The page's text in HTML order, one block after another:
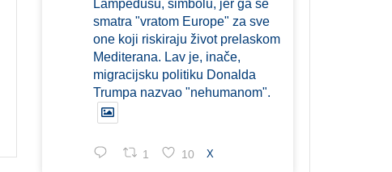
Lampedusu, simbolu, jer ga se
smatra "vratom Europe" za sve
one koji riskiraju život prelaskom
Mediterana. Lav je, inače,
migracijsku politiku Donalda
Trumpa nazvao "nehumanom".
1 10 X